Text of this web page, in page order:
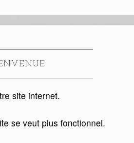
site internet.
se veut plus fonctionnel.